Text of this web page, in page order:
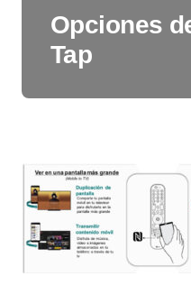
Opciones
Tap